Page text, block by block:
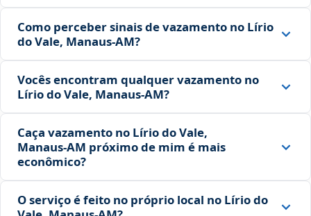
Como perceber sinais de vazamento no Lírio
do Vale, Manaus‑AM?
Vocês encontram qualquer vazamento no
Lírio do Vale, Manaus‑AM?
Caça vazamento no Lírio do Vale,
Manaus‑AM próximo de mim é mais
econômico?
O serviço é feito no próprio local no Lírio do